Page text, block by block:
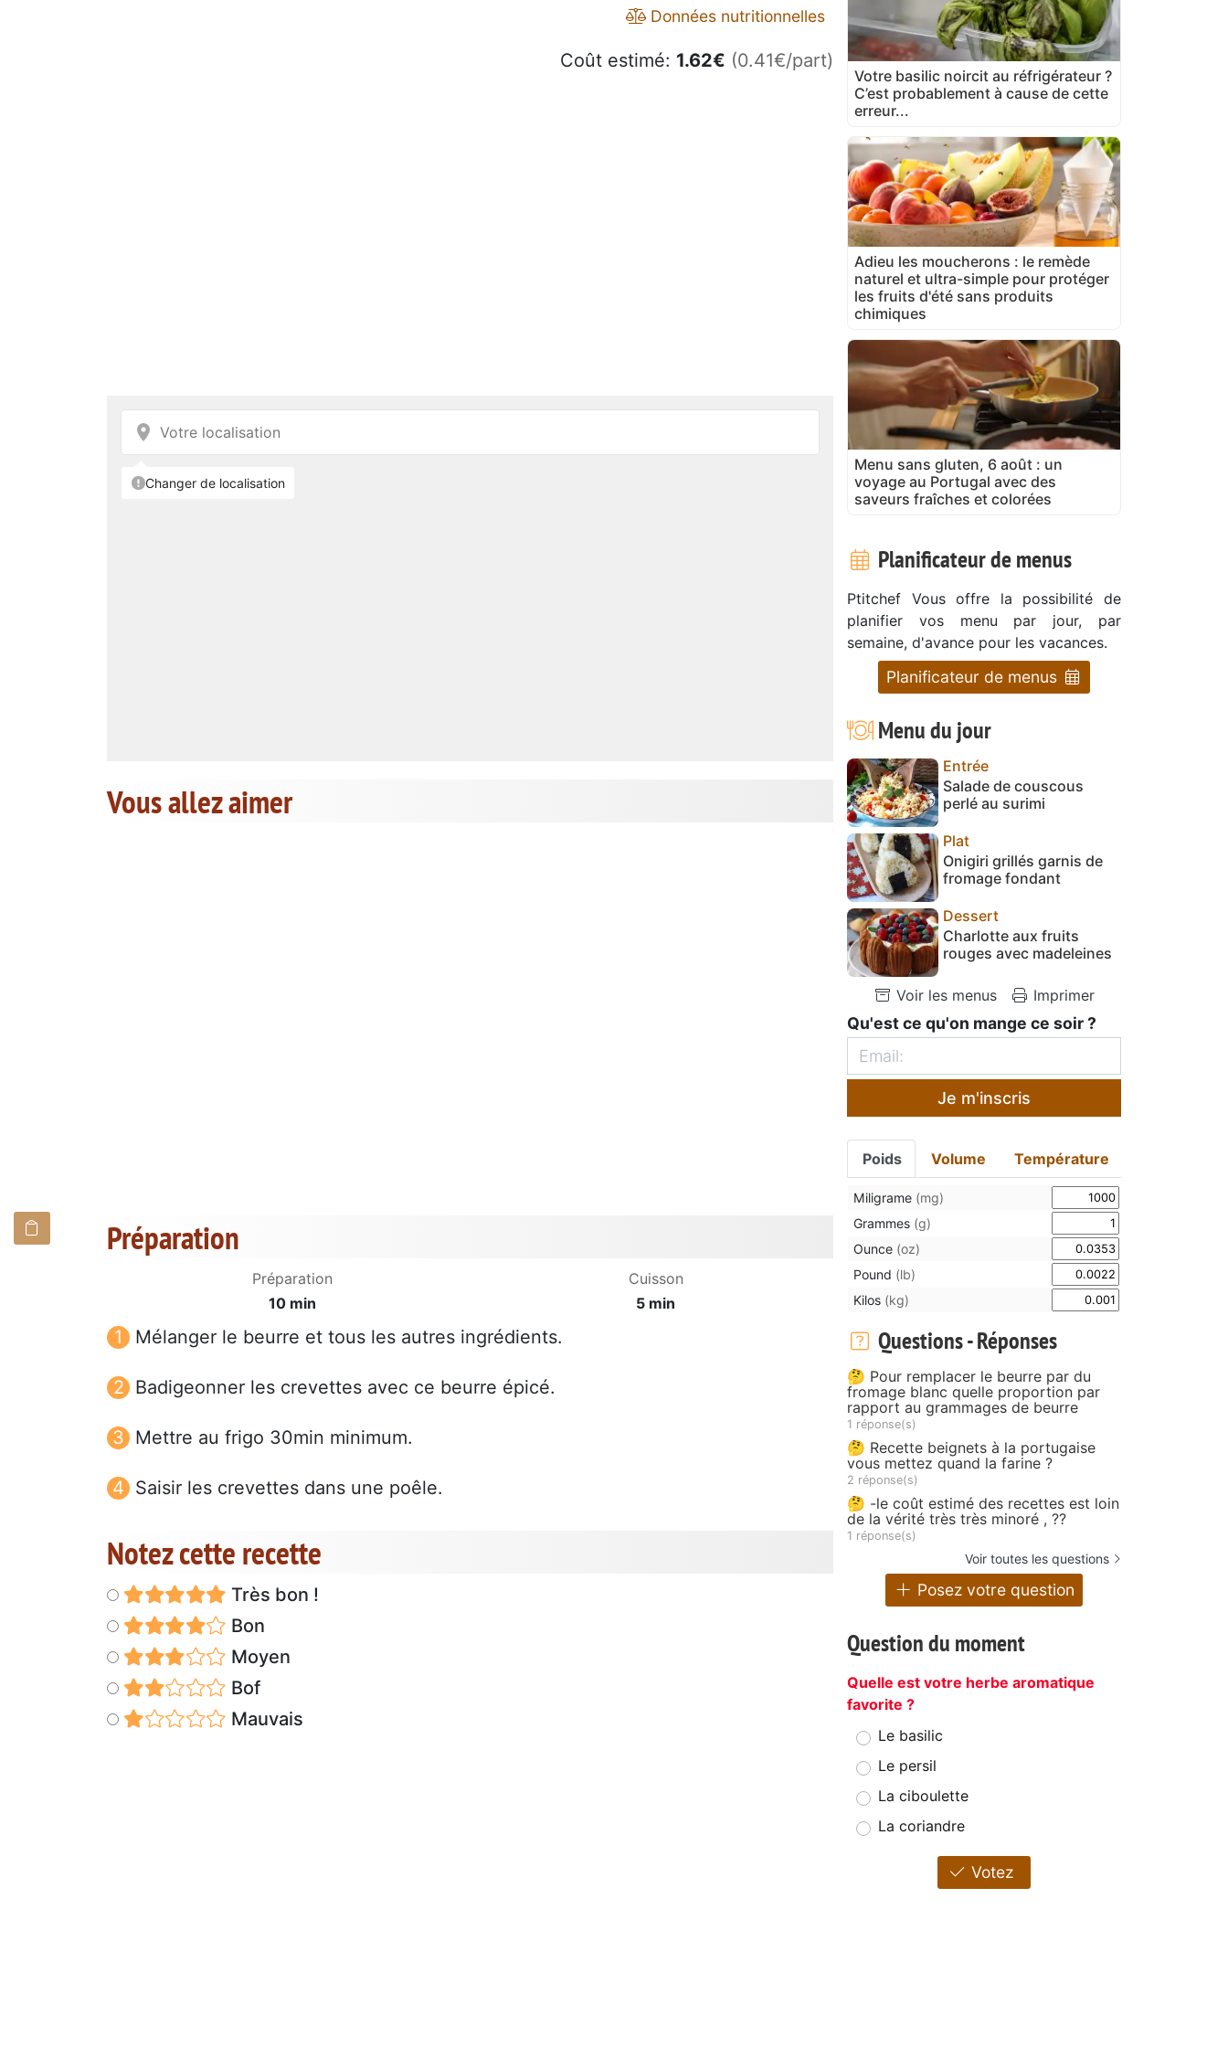
Données nutritionnelles
Coût estimé: 1.62€ (0.41€/part)
Vous allez aimer
Préparation
Préparation
10 min
Cuisson
5 min
Mélanger le beurre et tous les autres ingrédients.
Badigeonner les crevettes avec ce beurre épicé.
Mettre au frigo 30min minimum.
Saisir les crevettes dans une poêle.
Notez cette recette
Très bon !
Bon
Moyen
Bof
Mauvais
Votre basilic noircit au réfrigérateur ?
C’est probablement à cause de cette
erreur...
Adieu les moucherons : le remède
naturel et ultra-simple pour protéger
les fruits d'été sans produits
chimiques
Menu sans gluten, 6 août : un
voyage au Portugal avec des
saveurs fraîches et colorées
Planificateur de menus
Ptitchef Vous offre la possibilité de
planifier vos menu par jour, par
semaine, d'avance pour les vacances.
Planificateur de menus
Menu du jour
Entrée
Salade de couscous
perlé au surimi
Plat
Onigiri grillés garnis de
fromage fondant
Dessert
Charlotte aux fruits
rouges avec madeleines
Voir les menus Imprimer
Qu'est ce qu'on mange ce soir ?
Je m'inscris
Poids Volume Température
Miligrame (mg)
Grammes (g)
Ounce (oz)
Pound (lb)
Kilos (kg)
Questions - Réponses
🤔 Pour remplacer le beurre par du
fromage blanc quelle proportion par
rapport au grammages de beurre
1 réponse(s)
🤔 Recette beignets à la portugaise
vous mettez quand la farine ?
2 réponse(s)
🤔 -le coût estimé des recettes est loin
de la vérité très très minoré , ??
1 réponse(s)
Voir toutes les questions
Posez votre question
Question du moment
Quelle est votre herbe aromatique
favorite ?
Le basilic
Le persil
La ciboulette
La coriandre
Votez